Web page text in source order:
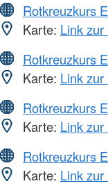
Rotkreuzkurs
Karte: Link
Rotkreuzkurs
Karte: Link
Rotkreuzkurs
Karte: Link
Rotkreuzkurs
Karte: Link